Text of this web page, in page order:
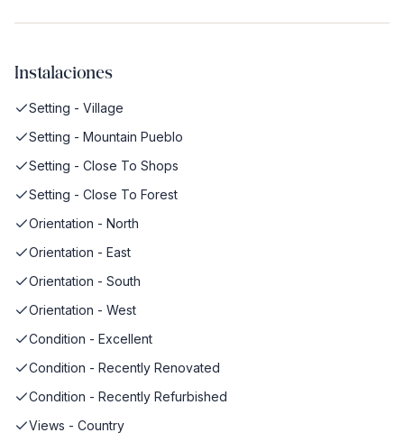
Instalaciones
Setting - Village
Setting - Mountain Pueblo
Setting - Close To Shops
Setting - Close To Forest
Orientation - North
Orientation - East
Orientation - South
Orientation - West
Condition - Excellent
Condition - Recently Renovated
Condition - Recently Refurbished
Views - Country